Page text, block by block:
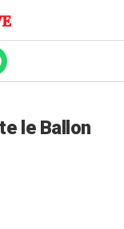
le Ballon